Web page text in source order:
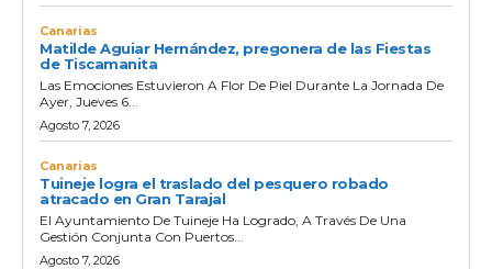
Canarias
Matilde Aguiar Hernández, pregonera de las Fiestas
de Tiscamanita
Las Emociones Estuvieron A Flor De Piel Durante La Jornada De
Ayer, Jueves 6...
Agosto 7, 2026
Canarias
Tuineje logra el traslado del pesquero robado
atracado en Gran Tarajal
El Ayuntamiento De Tuineje Ha Logrado, A Través De Una
Gestión Conjunta Con Puertos...
Agosto 7, 2026